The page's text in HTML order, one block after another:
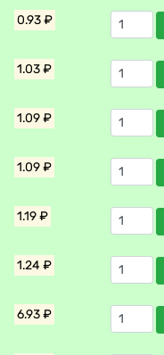
0.93 ₽
1.03 ₽
1.09 ₽
1.09 ₽
1.19 ₽
1.24 ₽
6.93 ₽